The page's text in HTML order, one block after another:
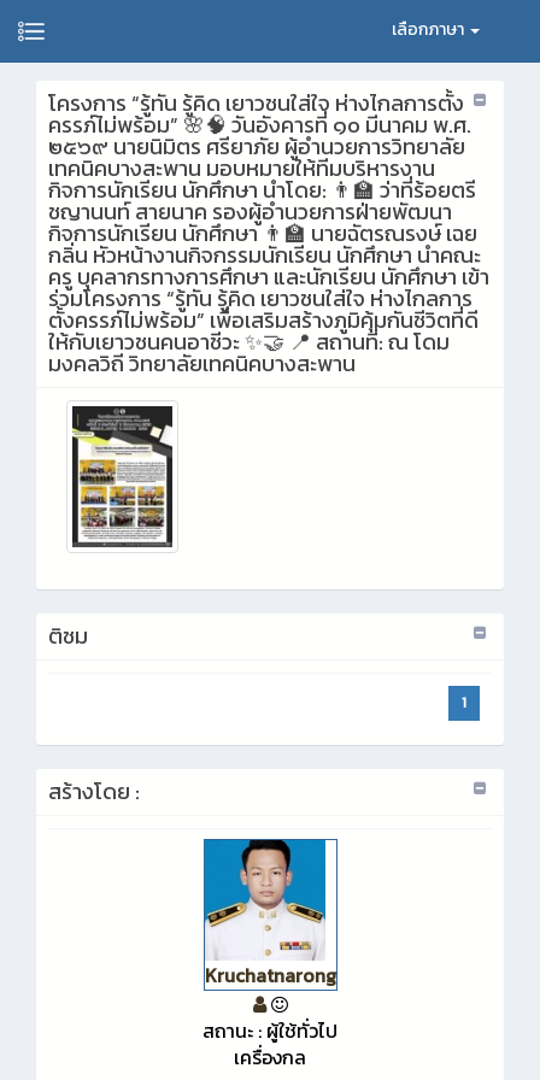
เลือกภาษา
โครงการ “รู้ทัน รู้คิด เยาวชนใส่ใจ ห่างไกลการตั้ง
ครรภ์ไม่พร้อม” 🌸🧠 วันอังคารที่ ๑๐ มีนาคม พ.ศ.
๒๕๖๙ นายนิมิตร ศรียาภัย ผู้อำนวยการวิทยาลัย
เทคนิคบางสะพาน มอบหมายให้ทีมบริหารงาน
กิจการนักเรียน นักศึกษา นำโดย: 👨‍🏫 ว่าที่ร้อยตรี
ชญานนท์ สายนาค รองผู้อำนวยการฝ่ายพัฒนา
กิจการนักเรียน นักศึกษา 👨‍🏫 นายฉัตรณรงษ์ เฉย
กลิ่น หัวหน้างานกิจกรรมนักเรียน นักศึกษา นำคณะ
ครู บุคลากรทางการศึกษา และนักเรียน นักศึกษา เข้า
ร่วมโครงการ “รู้ทัน รู้คิด เยาวชนใส่ใจ ห่างไกลการ
ตั้งครรภ์ไม่พร้อม” เพื่อเสริมสร้างภูมิคุ้มกันชีวิตที่ดี
ให้กับเยาวชนคนอาชีวะ ✨🤝 📍 สถานที่: ณ โดม
มงคลวิถี วิทยาลัยเทคนิคบางสะพาน
ติชม
1
สร้างโดย :
Kruchatnarong
สถานะ : ผู้ใช้ทั่วไป
เครื่องกล